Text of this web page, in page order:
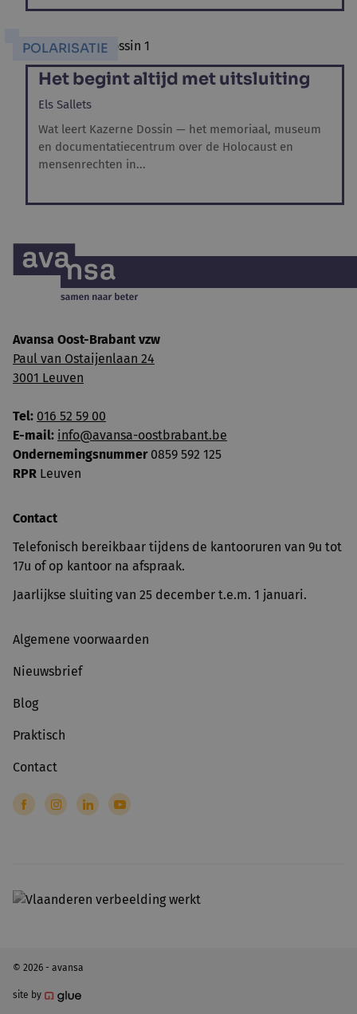
POLARISATIE
Het begint altijd met uitsluiting
Els Sallets
Wat leert Kazerne Dossin — het memoriaal, museum
en documentatiecentrum over de Holocaust en
mensenrechten in...
Avansa Oost-Brabant vzw
Paul van Ostaijenlaan 24
3001 Leuven
Tel: 016 52 59 00
E-mail: info@avansa-oostbrabant.be
Ondernemingsnummer0859 592 125
RPR Leuven
Contact
Telefonisch bereikbaar tijdens de kantooruren van 9u tot
17u of op kantoor na afspraak.
Jaarlijkse sluiting van 25 december t.e.m. 1 januari.
Algemene voorwaarden
Nieuwsbrief
Blog
Praktisch
Contact
© 2026 - avansa
site by